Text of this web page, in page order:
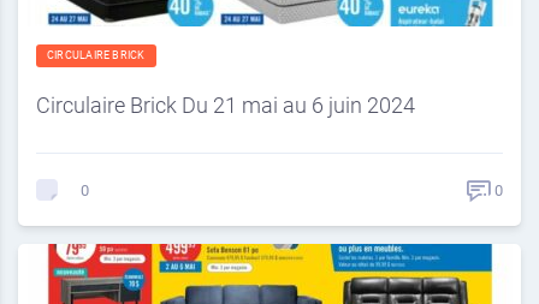
CIRCULAIRE BRICK
Circulaire Brick Du 21 mai au 6 juin 2024
0 0